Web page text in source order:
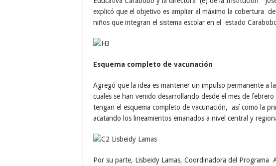
explicó que el objetivo es ampliar al máximo la cobertura
niños que integran el sistema escolar en el estado
Esquema completo de vacunación
Agregó que la idea es mantener un impulso permanente a
cuales se han venido desarrollando desde el mes de
tengan el esquema completo de vacunación, así como la
acatando los lineamientos emanados a nivel central y
Por su parte, Lisbeidy Lamas, Coordinadora del Programa